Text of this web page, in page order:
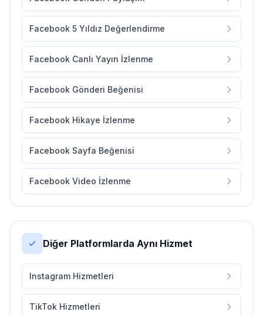
Facebook 5 Yıldız Değerlendirme
Facebook Canlı Yayın İzlenme
Facebook Gönderi Beğenisi
Facebook Hikaye İzlenme
Facebook Sayfa Beğenisi
Facebook Video İzlenme
Diğer Platformlarda Aynı Hizmet
Instagram Hizmetleri
TikTok Hizmetleri